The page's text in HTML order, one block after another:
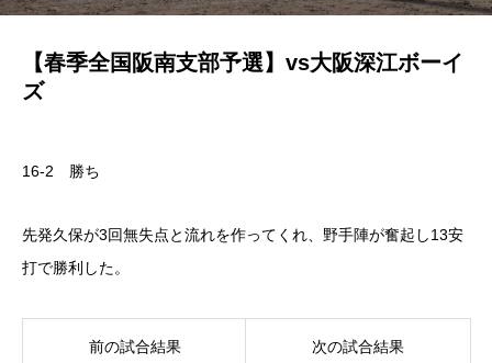
【春季全国阪南支部予選】vs大阪深江ボーイ
ズ
16-2 勝ち
先発久保が3回無失点と流れを作ってくれ、野手陣が奮起し13安
打で勝利した。
前の試合結果 次の試合結果